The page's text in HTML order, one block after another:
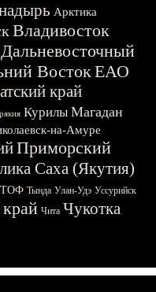
Арктика
Владивосток
Дальневосточный
ВостокЕАО
край
Курилы Магадан
на-Амуре
Приморский
Саха (Якутия)
ТОФ Тында Улан-Удэ Уссурийск
Чита Чукотка